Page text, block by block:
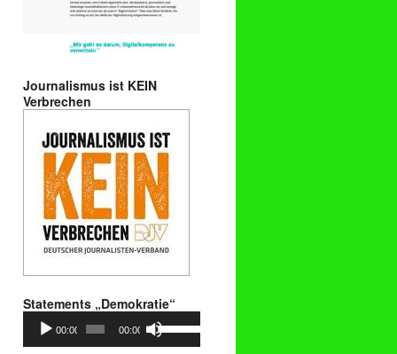
Journalismus ist KEIN
Verbrechen
Statements „Demokratie“
Audio-
Player
00:00 00:00
Hoch/Runter
benutzen,